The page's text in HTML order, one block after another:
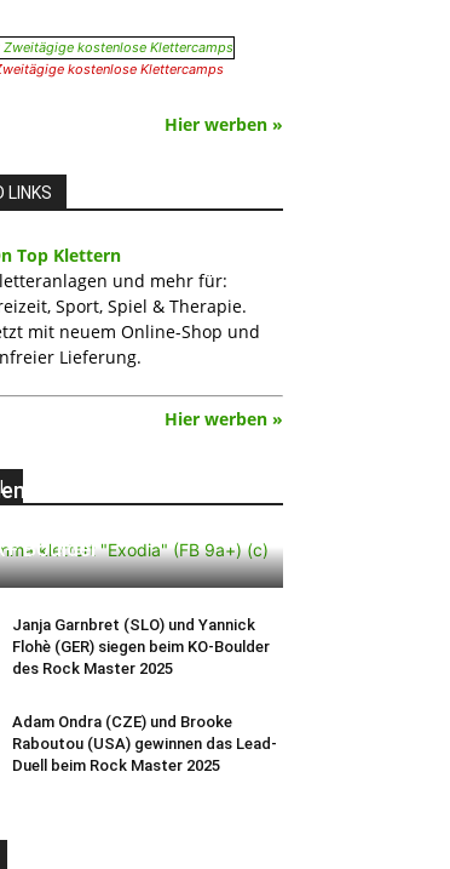
kostenlose Klettercamps
Hier werben »
LINKS
Top Klettern
und mehr für:
Sport, Spiel & Therapie.
mit neuem Online-Shop und
Lieferung.
Hier werben »
klettert „Exodia“:
Boulder
Janja Garnbret (SLO) und Yannick
Flohè (GER) siegen beim KO-Boulder
des Rock Master 2025
Adam Ondra (CZE) und Brooke
Raboutou (USA) gewinnen das Lead-
Duell beim Rock Master 2025